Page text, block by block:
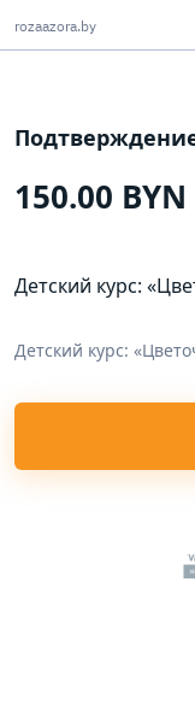
rozaazora.by
150.00 BYN
Детский курс:
Детский курс: